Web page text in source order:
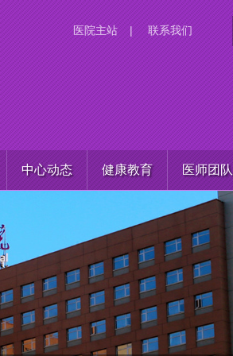
医院主站 | 联系我们
中心动态 健康教育 医师团队